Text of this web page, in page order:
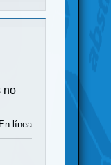
no
línea